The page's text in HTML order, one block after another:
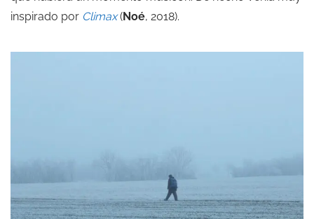
inspirado por Climax(Noé, 2018).